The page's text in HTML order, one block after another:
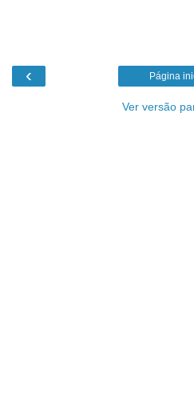
‹ Página
Ver versão